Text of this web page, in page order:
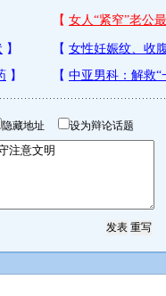
隐藏地址 设为辩论话题